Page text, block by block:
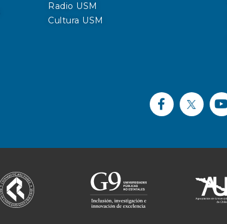
Radio USM
Cultura USM